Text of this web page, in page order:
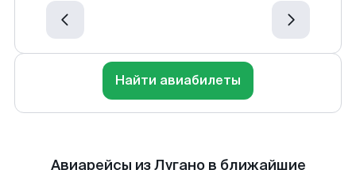
Найти авиабилеты
Авиарейсы из Лугано в ближайшие